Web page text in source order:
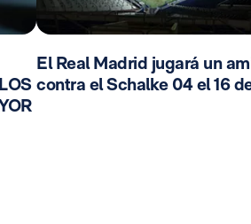
El Real Madrid jugará un
contra el Schalke 04 el 16